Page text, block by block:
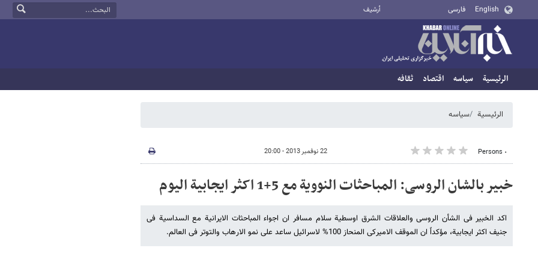
English فارسی أرشيف
الرئيسية سیاسه اقتصاد ثقافه
الرئيسية سیاسه
٠ Persons 22 نوفمبر 2013 - 20:00
خبیر بالشان الروسی: المباحثات النوویة مع 5+1 اکثر ایجابیة الیوم
اکد الخبیر فی الشأن الروسی والعلاقات الشرق اوسطیة سلام مسافر ان اجواء المباحثات الایرانیة مع السداسیة فی
جنیف اکثر ایجابیة، مؤکداً ان الموقف الامیرکی المنحاز 100% لاسرائیل ساعد على نمو الارهاب والتوتر فی العالم.